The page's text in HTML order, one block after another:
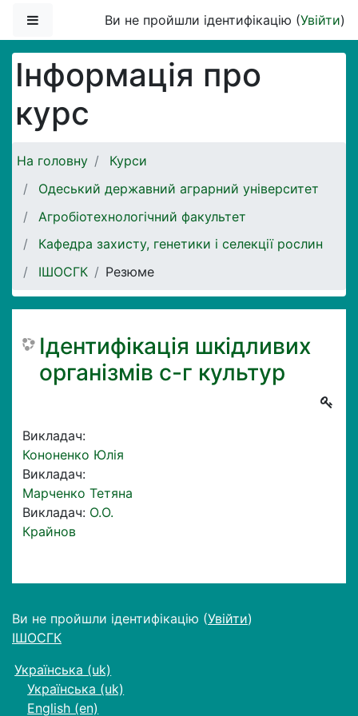
Бокова панельВи не пройшли ідентифікацію (Увійти)
Інформація про
курс
На головну
Курси
Одеський державний аграрний університет
Агробіотехнологічний факультет
Кафедра захисту, генетики і селекції рослин
ІШОСГК
Резюме
Ідентифікація шкідливих
організмів с-г культур
Викладач:
Кононенко Юлія
Викладач:
Марченко Тетяна
Викладач: О.О.
Крайнов
Ви не пройшли ідентифікацію (Увійти)
ІШОСГК
Українська ‎(uk)‎
Українська ‎(uk)‎
English ‎(en)‎